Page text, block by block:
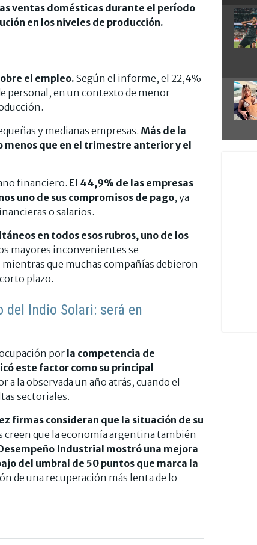
ventas domésticas durante el período
en los niveles de producción.
el empleo.Según el informe, el 22,4%
personal, en un contexto de menor
y medianas empresas. Más de la
que en el trimestre anterior y el
financiero. El 44,9% de las empresas
uno de sus compromisos de pago, ya
o salarios.
en todos esos rubros, uno de los
mayores inconvenientes se
que muchas compañías debieron
plazo.
Indio Solari: será en
porla competencia de
este factor como su principal
la observada un año atrás, cuando el
sectoriales.
firmas consideran que la situación de su
creen que la economía argentina también
Industrial mostró una mejora
del umbral de 50 puntos que marca la
de una recuperación más lenta de lo